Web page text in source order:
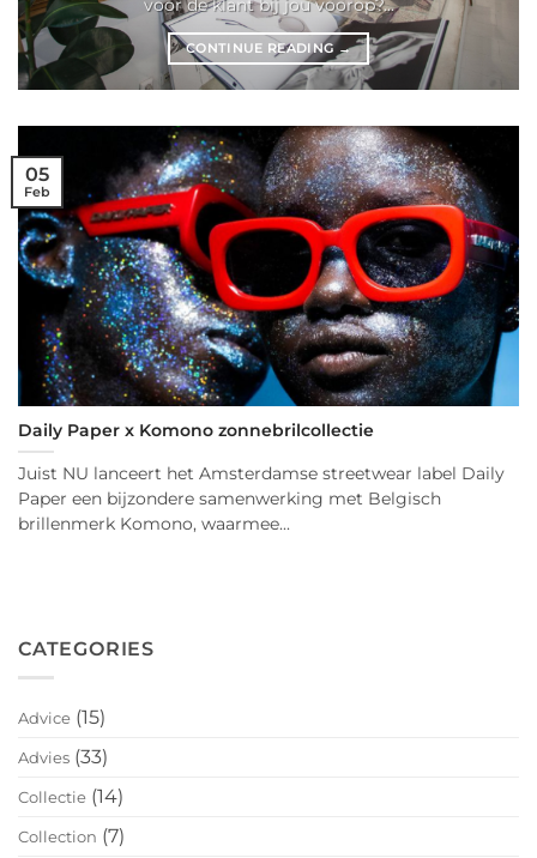
voor de klant bij jou voorop?...
CONTINUE READING →
Daily Paper x Komono zonnebrilcollectie
Juist NU lanceert het Amsterdamse streetwear label Daily
Paper een bijzondere samenwerking met Belgisch
brillenmerk Komono, waarmee...
05
Feb
CATEGORIES
Advice (15)
Advies (33)
Collectie (14)
Collection (7)